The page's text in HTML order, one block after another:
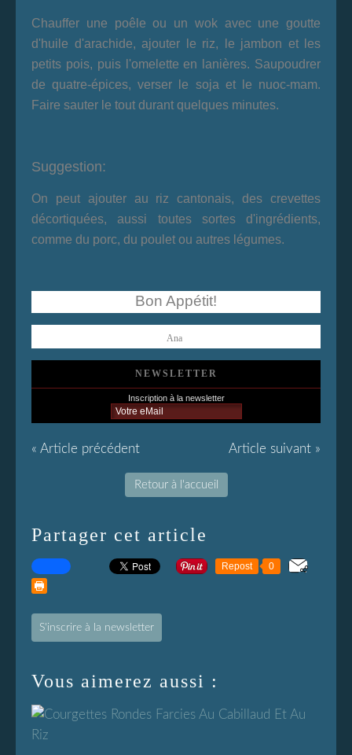
Chauffer une poêle ou un wok avec une goutte
d'huile d'arachide, ajouter le riz, le jambon et les
petits pois, puis l'omelette en lanières. Saupoudrer
de quatre-épices, verser le soja et le nuoc-mam.
Faire sauter le tout durant quelques minutes.
Suggestion:
On peut ajouter au riz cantonais, des crevettes
décortiquées, aussi toutes sortes d'ingrédients,
comme du porc, du poulet ou autres légumes.
Bon Appétit!
Ana
NEWSLETTER
Inscription à la newsletter
« Article précédent Article suivant »
Retour à l'accueil
Partager cet article
Repost 0
S'inscrire à la newsletter
Vous aimerez aussi :